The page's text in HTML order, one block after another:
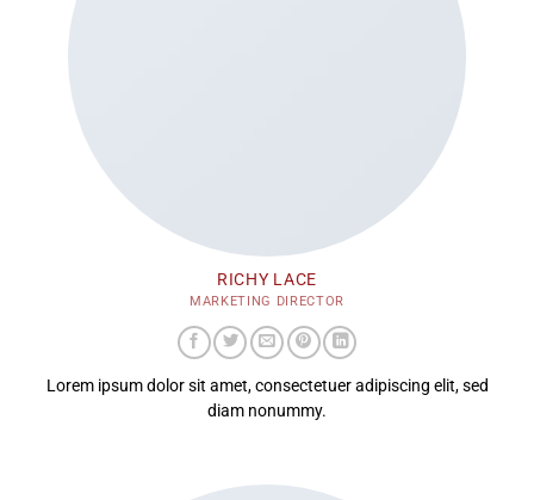
RICHY LACE
MARKETING DIRECTOR
Lorem ipsum dolor sit amet, consectetuer adipiscing elit, sed
diam nonummy.